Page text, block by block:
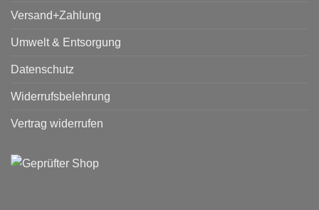
Versand+Zahlung
Umwelt & Entsorgung
Datenschutz
Widerrufsbelehrung
Vertrag widerrufen